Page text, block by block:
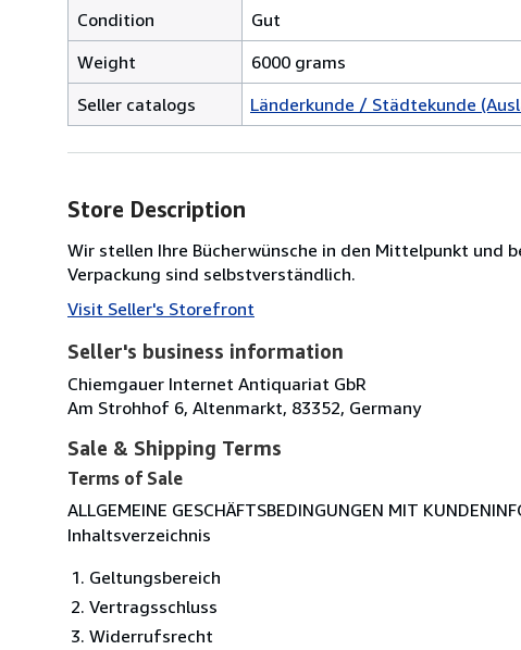
Condition
Gut
Weight
6000 grams
Seller catalogs
Länderkunde / Städtekunde
Store Description
Wir stellen Ihre Bücherwünsche in den Mittelpunkt und
Verpackung sind selbstverständlich.
Visit Seller's Storefront
Seller's business information
Chiemgauer Internet Antiquariat GbR
Am Strohhof 6, Altenmarkt, 83352, Germany
Sale & Shipping Terms
Terms of Sale
ALLGEMEINE GESCHÄFTSBEDINGUNGEN MIT
Inhaltsverzeichnis
Geltungsbereich
Vertragsschluss
Widerrufsrecht